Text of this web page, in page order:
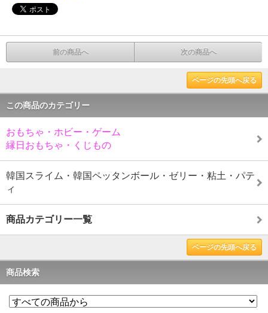
前の商品へ 次の商品へ
ページの先頭へ戻る
この商品のカテゴリー
おもちゃ・ホビー・ゲーム
縁日おもちゃ・くじもの
韓国スライム・韓国ペッタンボール・ゼリー・粘土・パテ
ィ
商品カテゴリー一覧
ページの先頭へ戻る
商品検索